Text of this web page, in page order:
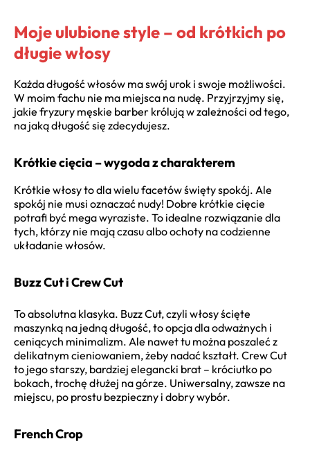
Moje ulubione style – od krótkich po
długie włosy
Każda długość włosów ma swój urok i swoje możliwości.
W moim fachu nie ma miejsca na nudę. Przyjrzyjmy się,
jakie fryzury męskie barber królują w zależności od tego,
na jaką długość się zdecydujesz.
Krótkie cięcia – wygoda z charakterem
Krótkie włosy to dla wielu facetów święty spokój. Ale
spokój nie musi oznaczać nudy! Dobre krótkie cięcie
potrafi być mega wyraziste. To idealne rozwiązanie dla
tych, którzy nie mają czasu albo ochoty na codzienne
układanie włosów.
Buzz Cut i Crew Cut
To absolutna klasyka. Buzz Cut, czyli włosy ścięte
maszynką na jedną długość, to opcja dla odważnych i
ceniących minimalizm. Ale nawet tu można poszaleć z
delikatnym cieniowaniem, żeby nadać kształt. Crew Cut
to jego starszy, bardziej elegancki brat – króciutko po
bokach, trochę dłużej na górze. Uniwersalny, zawsze na
miejscu, po prostu bezpieczny i dobry wybór.
French Crop